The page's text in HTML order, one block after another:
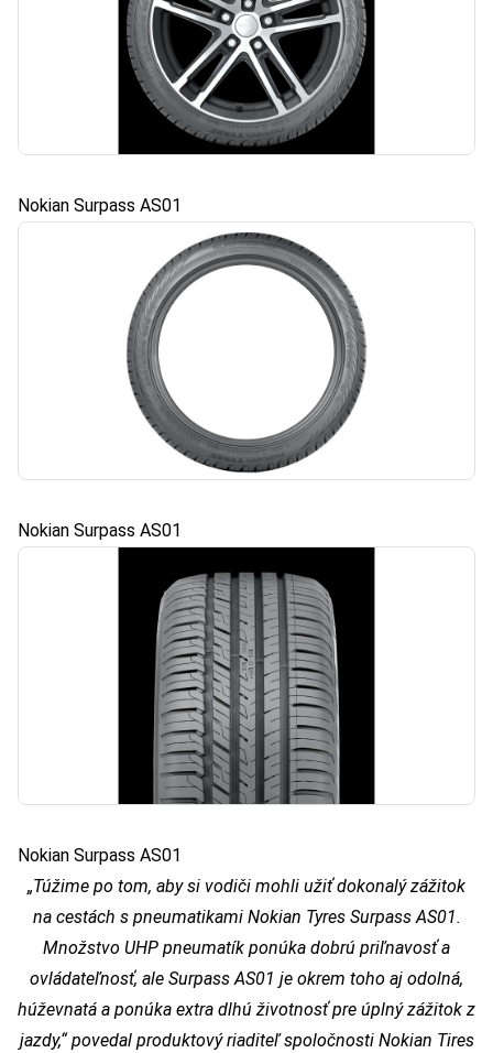
Nokian Surpass AS01
Nokian Surpass AS01
Nokian Surpass AS01
„Túžime po tom, aby si vodiči mohli užiť dokonalý zážitok
na cestách s pneumatikami Nokian Tyres Surpass AS01.
Množstvo UHP pneumatík ponúka dobrú priľnavosť a
ovládateľnosť, ale Surpass AS01 je okrem toho aj odolná,
húževnatá a ponúka extra dlhú životnosť pre úplný zážitok z
jazdy,“ povedal produktový riaditeľ spoločnosti Nokian Tires